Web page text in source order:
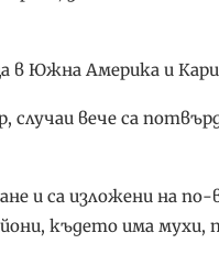
в Южна Америка и
случаи вече са
и са изложени на по-
където има мухи,